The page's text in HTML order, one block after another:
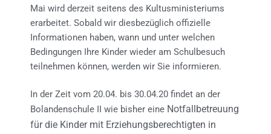
Mai wird derzeit seitens des Kultusministeriums
erarbeitet. Sobald wir diesbezüglich offizielle
Informationen haben, wann und unter welchen
Bedingungen Ihre Kinder wieder am Schulbesuch
teilnehmen können, werden wir Sie informieren.
In der Zeit vom 20.04. bis 30.04.20 findet an der
Bolandenschule II wie bisher eine Notfallbetreuung
für die Kinder mit Erziehungsberechtigten in